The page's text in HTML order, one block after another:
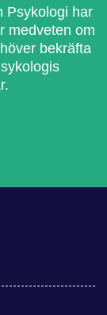
Psykologi har
medveten om
bekräfta